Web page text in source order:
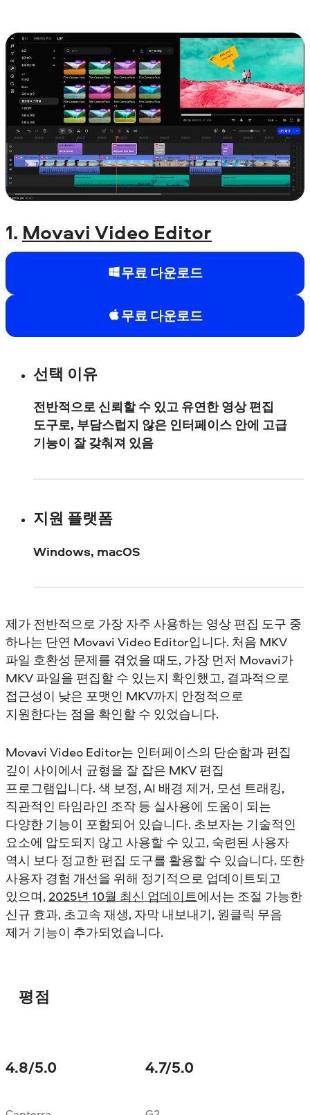
1. Movavi Video Editor
무료 다운로드
무료 다운로드
선택 이유
전반적으로 신뢰할 수 있고 유연한 영상 편집
도구로, 부담스럽지 않은 인터페이스 안에 고급
기능이 잘 갖춰져 있음
지원 플랫폼
Windows, macOS
제가 전반적으로 가장 자주 사용하는 영상 편집 도구 중
하나는 단연 Movavi Video Editor입니다. 처음 MKV
파일 호환성 문제를 겪었을 때도, 가장 먼저 Movavi가
MKV 파일을 편집할 수 있는지 확인했고, 결과적으로
접근성이 낮은 포맷인 MKV까지 안정적으로
지원한다는 점을 확인할 수 있었습니다.
Movavi Video Editor는 인터페이스의 단순함과 편집
깊이 사이에서 균형을 잘 잡은 MKV 편집
프로그램입니다. 색 보정, AI 배경 제거, 모션 트래킹,
직관적인 타임라인 조작 등 실사용에 도움이 되는
다양한 기능이 포함되어 있습니다. 초보자는 기술적인
요소에 압도되지 않고 사용할 수 있고, 숙련된 사용자
역시 보다 정교한 편집 도구를 활용할 수 있습니다. 또한
사용자 경험 개선을 위해 정기적으로 업데이트되고
있으며, 2025년 10월 최신 업데이트에서는 조절 가능한
신규 효과, 초고속 재생, 자막 내보내기, 원클릭 무음
제거 기능이 추가되었습니다.
평점
4.8/5.0 4.7/5.0